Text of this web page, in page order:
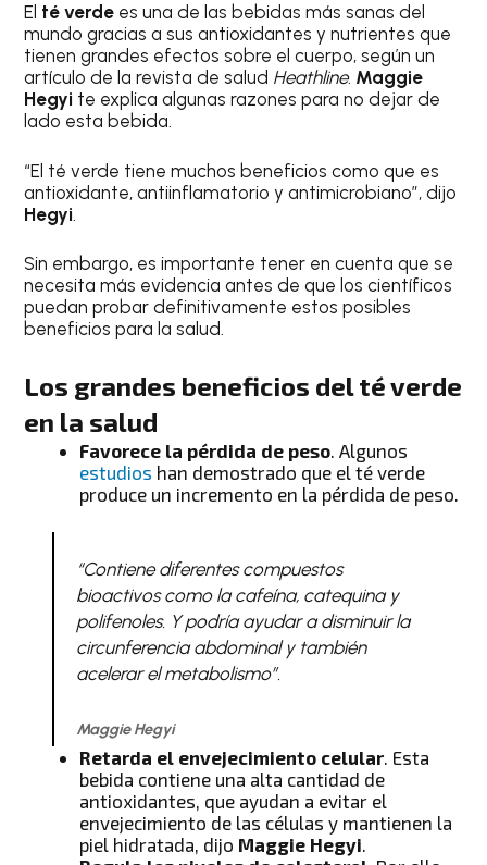
El té verde es una de las bebidas más sanas del
mundo gracias a sus antioxidantes y nutrientes que
tienen grandes efectos sobre el cuerpo, según un
artículo de la revista de salud Heathline. Maggie
Hegyi te explica algunas razones para no dejar de
lado esta bebida.
“El té verde tiene muchos beneficios como que es
antioxidante, antiinflamatorio y antimicrobiano”, dijo
Hegyi.
Sin embargo, es importante tener en cuenta que se
necesita más evidencia antes de que los científicos
puedan probar definitivamente estos posibles
beneficios para la salud.
Los grandes beneficios del té verde
en la salud
Favorece la pérdida de peso . Algunos
estudios han demostrado que el té verde
produce un incremento en la pérdida de peso.
“Contiene diferentes compuestos
bioactivos como la cafeína, catequina y
polifenoles. Y podría ayudar a disminuir la
circunferencia abdominal y también
acelerar el metabolismo”.
Maggie Hegyi
Retarda el envejecimiento celular. Esta
bebida contiene una alta cantidad de
antioxidantes, que ayudan a evitar el
envejecimiento de las células y mantienen la
piel hidratada, dijo Maggie Hegyi